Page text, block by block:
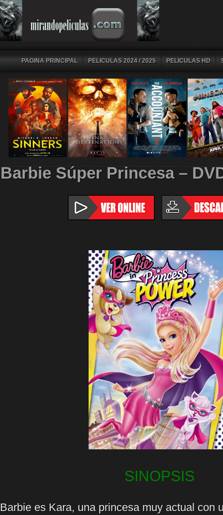
PAGINA PRINCIPAL PELICULAS 2024 / 2025 PELICULAS HD
Barbie Súper Princesa –
SINOPSIS
Barbie es Kara, una princesa muy actual con